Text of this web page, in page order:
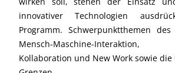
innovativer Technologien
Programm. Schwerpunktthemen
Mensch-Maschine-Interaktion,
Kollaboration und New Work sowie